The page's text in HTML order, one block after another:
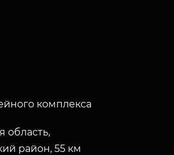
комплекса
область,
район, 55 км